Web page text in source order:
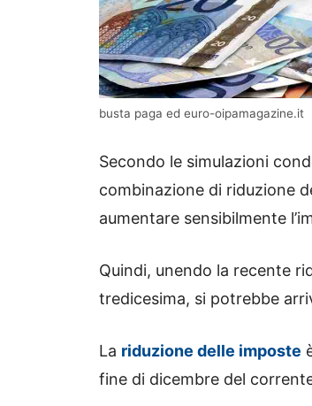
busta paga ed euro-oipamagazine.it
Secondo le simulazioni
combinazione di riduzione
aumentare sensibilmente
Quindi, unendo la recente
tredicesima, si potrebbe
La riduzione delle imposte
fine di dicembre del